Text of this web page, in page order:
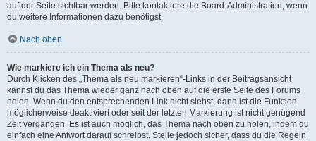
auf der Seite sichtbar werden. Bitte kontaktiere die Board-Administration, wenn
du weitere Informationen dazu benötigst.
Nach oben
Wie markiere ich ein Thema als neu?
Durch Klicken des „Thema als neu markieren“-Links in der Beitragsansicht
kannst du das Thema wieder ganz nach oben auf die erste Seite des Forums
holen. Wenn du den entsprechenden Link nicht siehst, dann ist die Funktion
möglicherweise deaktiviert oder seit der letzten Markierung ist nicht genügend
Zeit vergangen. Es ist auch möglich, das Thema nach oben zu holen, indem du
einfach eine Antwort darauf schreibst. Stelle jedoch sicher, dass du die Regeln